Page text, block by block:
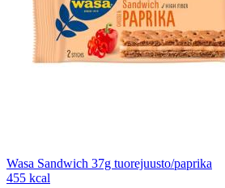
Wasa Sandwich 37g tuorejuusto/paprika
455 kcal